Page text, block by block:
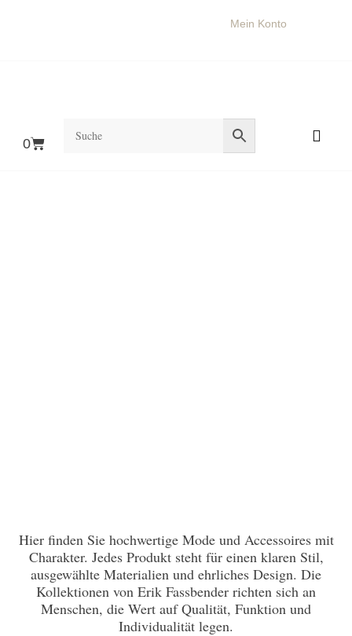
Mein Konto
0
Hier finden Sie hochwertige Mode und Accessoires mit
Charakter. Jedes Produkt steht für einen klaren Stil,
ausgewählte Materialien und ehrliches Design. Die
Kollektionen von Erik Fassbender richten sich an
Menschen, die Wert auf Qualität, Funktion und
Individualität legen.